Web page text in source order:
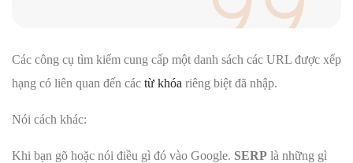
Các công cụ tìm kiếm cung cấp một danh sách các URL được xếp
hạng có liên quan đến các từ khóa riêng biệt đã nhập.
Nói cách khác:
Khi bạn gõ hoặc nói điều gì đó vào Google. SERP là những gì